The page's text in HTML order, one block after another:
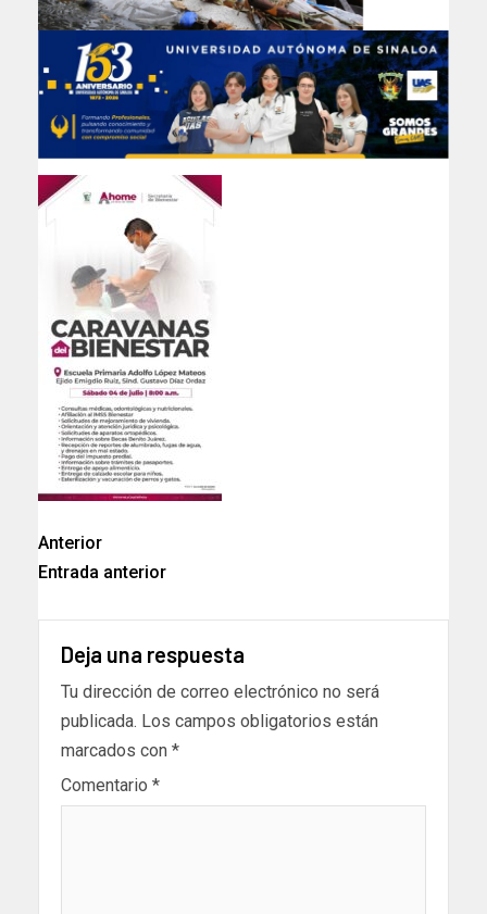
Anterior
Entrada anterior
Deja una respuesta
Tu dirección de correo electrónico no será
publicada. Los campos obligatorios están
marcados con *
Comentario *